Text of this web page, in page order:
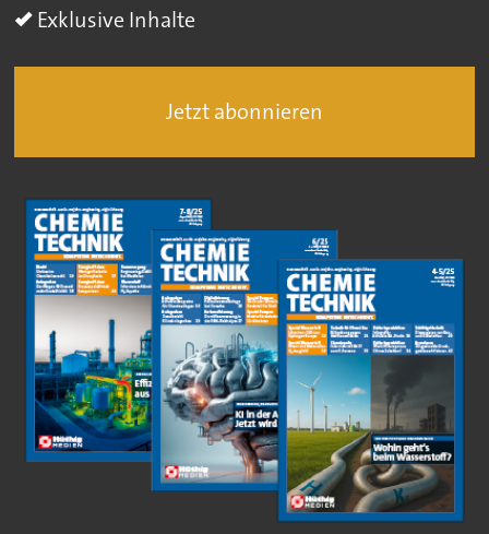
Exklusive Inhalte
Jetzt abonnieren